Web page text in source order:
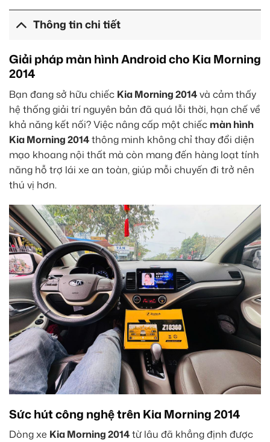
Thông tin chi tiết
Giải pháp màn hình Android cho Kia Morning
2014
Bạn đang sở hữu chiếc Kia Morning 2014và cảm thấy
hệ thống giải trí nguyên bản đã quá lỗi thời, hạn chế về
khả năng kết nối? Việc nâng cấp một chiếc màn hình
Kia Morning 2014thông minh không chỉ thay đổi diện
mạo khoang nội thất mà còn mang đến hàng loạt tính
năng hỗ trợ lái xe an toàn, giúp mỗi chuyến đi trở nên
thú vị hơn.
Sức hút công nghệ trên Kia Morning 2014
Dòng xe Kia Morning 2014từ lâu đã khẳng định được